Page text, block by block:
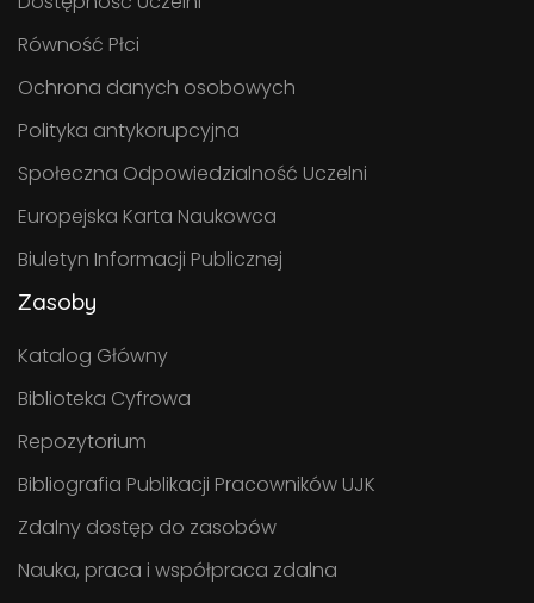
Równość Płci
Ochrona danych osobowych
Polityka antykorupcyjna
Społeczna Odpowiedzialność Uczelni
Europejska Karta Naukowca
Biuletyn Informacji Publicznej
Zasoby
Katalog Główny
Biblioteka Cyfrowa
Repozytorium
Bibliografia Publikacji Pracowników UJK
Zdalny dostęp do zasobów
Nauka, praca i współpraca zdalna